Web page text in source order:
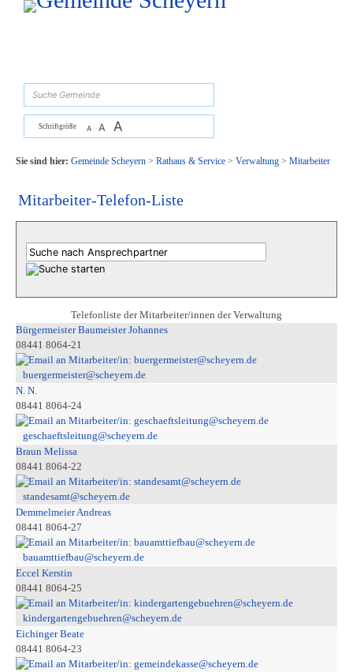
Zum Inhalt, zur Navigationoder zur Startseite springen.
Schriftgröße A A A
Sie sind hier: Gemeinde Scheyern> Rathaus & Service> Verwaltung> Mitarbeiter
Mitarbeiter-Telefon-Liste
Telefonliste der Mitarbeiter/innen der Verwaltung
Bürgermeister Baumeister Johannes
08441 8064-21
buergermeister@scheyern.de
N. N.
08441 8064-24
geschaeftsleitung@scheyern.de
Braun Melissa
08441 8064-22
standesamt@scheyern.de
Demmelmeier Andreas
08441 8064-27
bauamttiefbau@scheyern.de
Eccel Kerstin
08441 8064-25
kindergartengebuehren@scheyern.de
Eichinger Beate
08441 8064-23